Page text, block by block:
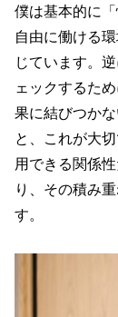
僕は基本的に
自由に働ける
じています。
ェックするた
果に結びつか
と、これが大
用できる関係
り、その積み
す。